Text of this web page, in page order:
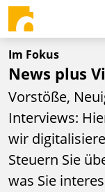
Im Fokus
News plus
Vorstöße,
Interviews:
wir
Steuern Sie
was Sie